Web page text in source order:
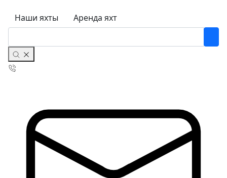
Наши яхты Аренда яхт